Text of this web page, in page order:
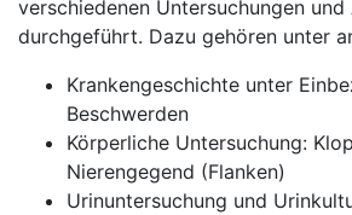
verschiedenen Untersuchungen
durchgeführt. Dazu gehören unter
Krankengeschichte unter
Beschwerden
Körperliche Untersuchung:
Nierengegend (Flanken)
Urinuntersuchung und